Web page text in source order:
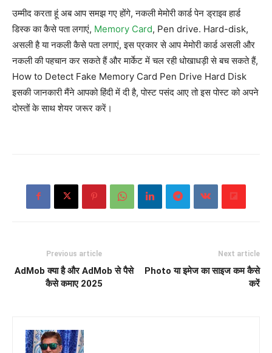
उम्मीद करता हूं अब आप समझ गए होंगे, नकली मेमोरी कार्ड पेन ड्राइव हार्ड
डिस्क का कैसे पता लगाएं, Memory Card, Pen drive. Hard-disk,
असली है या नकली कैसे पता लगाएं, इस प्रकार से आप मेमोरी कार्ड असली और
नकली की पहचान कर सकते हैं और मार्केट में चल रही धोखाधड़ी से बच सकते हैं,
How to Detect Fake Memory Card Pen Drive Hard Disk
इसकी जानकारी मैंने आपको हिंदी में दी है, पोस्ट पसंद आए तो इस पोस्ट को अपने
दोस्तों के साथ शेयर जरूर करें।
Previous article
AdMob क्या है और AdMob से पैसे
कैसे कमाए 2025
Next article
Photo या इमेज का साइज कम कैसे
करें